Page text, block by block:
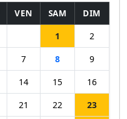
VEN SAM
DIM
1
2
7 8
9
14 15
16
21 22
23